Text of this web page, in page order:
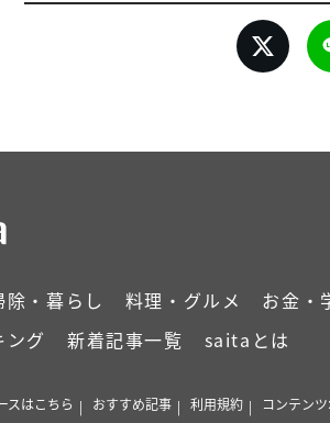
除・暮らし 料理・グルメ お金・
ング 新着記事一覧 saitaとは
スはこちら おすすめ記事 利用規約 コンテン